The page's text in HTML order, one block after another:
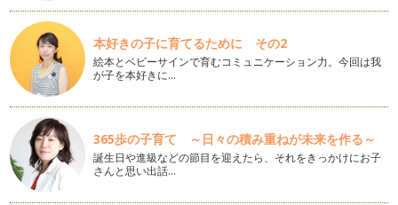
【授かりyoga】という形
不妊という言葉を聞いたことがありますか？現在、ママである
方なら必ず聞いたことがあると思いま…
産後太りには、yoga
毎週、ヨガレッスンを続ける中、毎回約10人の生徒さんの体
と心のカウンセリングを行います！悩…
冷えとりyoga
風邪をひいたり体調を崩したりしている方が多いと思います。
その中でも元気ではあるけ…
本好きの子に育てるために その2
絵本とベビーサインで育むコミュニケーション力。今回は我
が子を本好きに…
365歩の子育て ～日々の積み重ねが未来を作る～
誕生日や進級などの節目を迎えたら、それをきっかけにお子
さんと思い出話…